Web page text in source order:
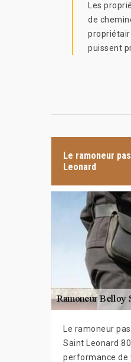
Les
de
puissent
Le ramoneur
Leonard
Le ramoneur
Saint Leonard
performance de